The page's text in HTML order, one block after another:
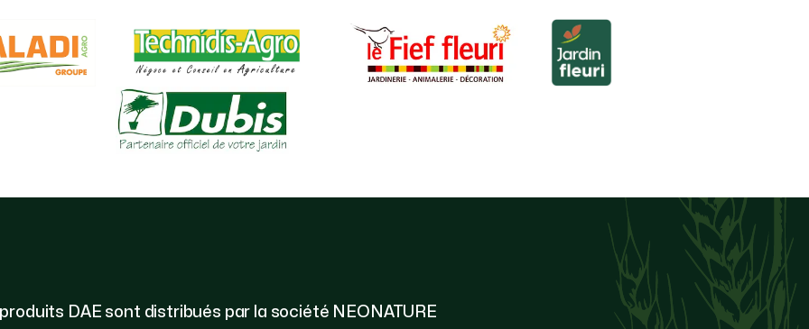
DAE sont distribués par la société NEONATURE